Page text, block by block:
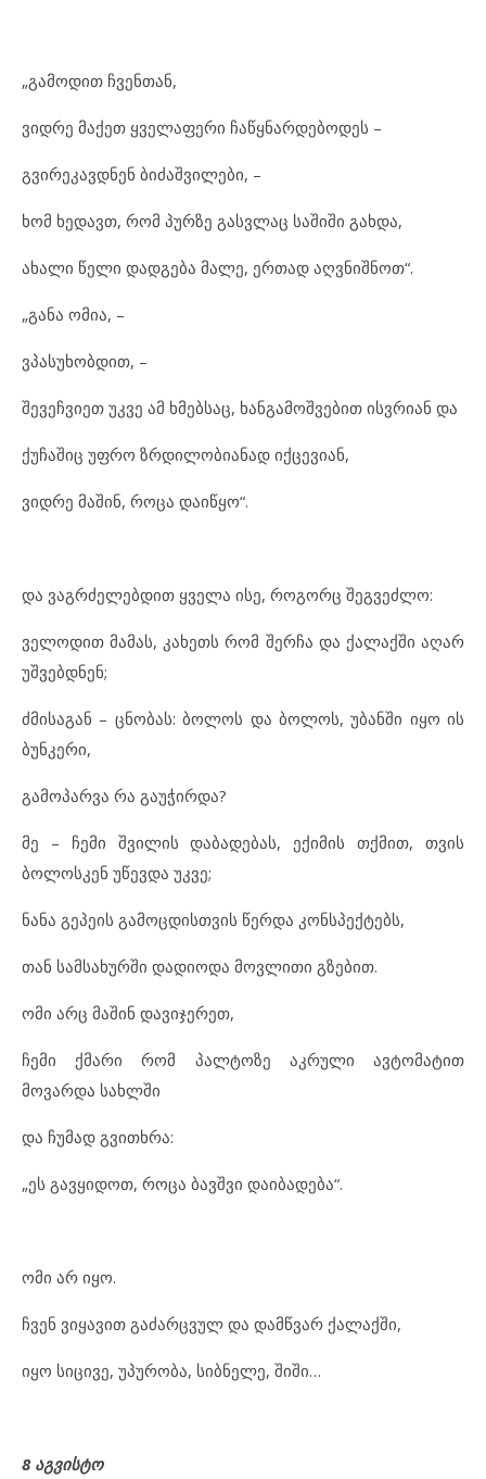
„გამოდით ჩვენთან,
ვიდრე მაქეთ ყველაფერი ჩაწყნარდებოდეს –
გვირეკავდნენ ბიძაშვილები, –
ხომ ხედავთ, რომ პურზე გასვლაც საშიში გახდა,
ახალი წელი დადგება მალე, ერთად აღვნიშნოთ“.
„განა ომია, –
ვპასუხობდით, –
შევეჩვიეთ უკვე ამ ხმებსაც, ხანგამოშვებით ისვრიან და
ქუჩაშიც უფრო ზრდილობიანად იქცევიან,
ვიდრე მაშინ, როცა დაიწყო“.
და ვაგრძელებდით ყველა ისე, როგორც შეგვეძლო:
ველოდით მამას, კახეთს რომ შერჩა და ქალაქში აღარ
უშვებდნენ;
ძმისაგან – ცნობას: ბოლოს და ბოლოს, უბანში იყო ის
ბუნკერი,
გამოპარვა რა გაუჭირდა?
მე – ჩემი შვილის დაბადებას, ექიმის თქმით, თვის
ბოლოსკენ უწევდა უკვე;
ნანა გეპეის გამოცდისთვის წერდა კონსპექტებს,
თან სამსახურში დადიოდა მოვლითი გზებით.
ომი არც მაშინ დავიჯერეთ,
ჩემი ქმარი რომ პალტოზე აკრული ავტომატით
მოვარდა სახლში
და ჩუმად გვითხრა:
„ეს გავყიდოთ, როცა ბავშვი დაიბადება“.
ომი არ იყო.
ჩვენ ვიყავით გაძარცვულ და დამწვარ ქალაქში,
იყო სიცივე, უპურობა, სიბნელე, შიში…
8 აგვისტო